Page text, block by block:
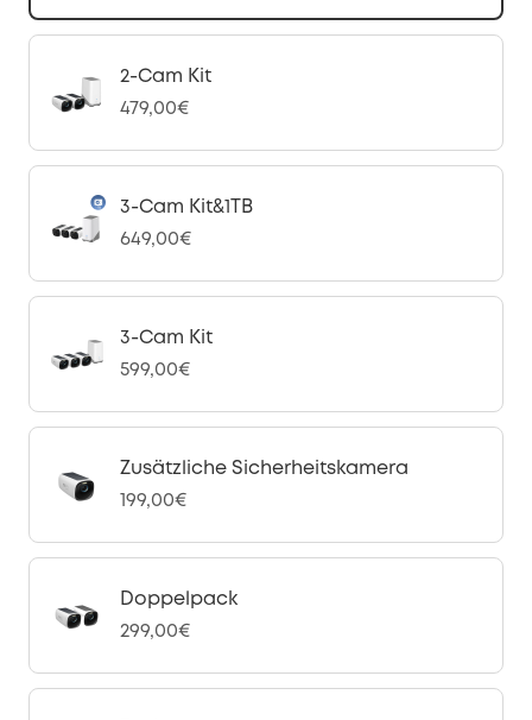
2-Cam Kit
479,00€
3-Cam Kit&1TB
649,00€
3-Cam Kit
599,00€
Zusätzliche Sicherheitskamera
199,00€
Doppelpack
299,00€